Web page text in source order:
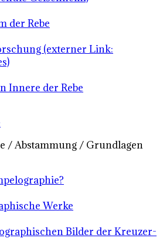
der Rebe
(externer Link:
Innere der Rebe
/ Abstammung / Grundlagen
Werke
Bilder der Kreuzer-